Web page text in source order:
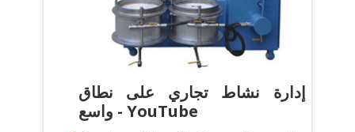
إدارة نشاط تجاري على نطاق
واسع - YouTube